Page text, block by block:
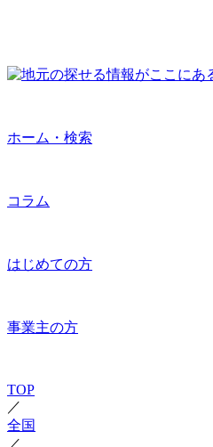
ホーム・検索
コラム
はじめての方
事業主の方
TOP
／
全国
／